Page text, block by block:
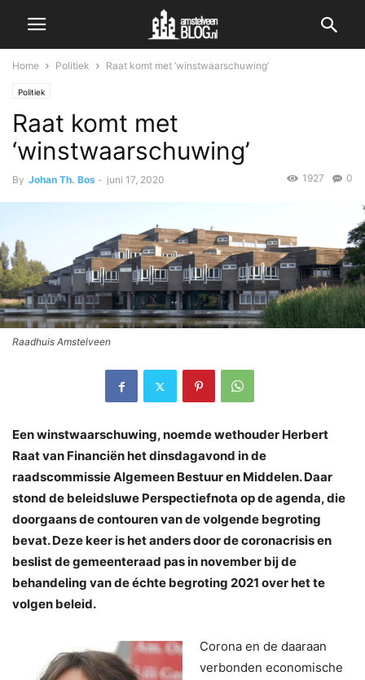
Home Politiek Raat komt met ‘winstwaarschuwing’
Politiek
Raat komt met
‘winstwaarschuwing’
By Johan Th. Bos - juni 17, 2020 0
1927
Raadhuis Amstelveen
Een winstwaarschuwing, noemde wethouder Herbert
Raat van Financiën het dinsdagavond in de
raadscommissie Algemeen Bestuur en Middelen. Daar
stond de beleidsluwe Perspectiefnota op de agenda, die
doorgaans de contouren van de volgende begroting
bevat. Deze keer is het anders door de coronacrisis en
beslist de gemeenteraad pas in november bij de
behandeling van de échte begroting 2021 over het te
volgen beleid.
Corona en de daaraan
verbonden economische